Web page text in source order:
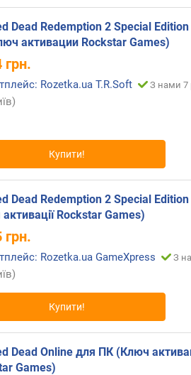
Dead Redemption 2 Special
активации Rockstar Games)
грн.
Rozetka.ua T.R.Soft З нами 7
Купити!
Dead Redemption 2 Special
Rockstar Games)
грн.
Rozetka.ua GameXpress З
Купити!
Dead Online для ПК (Ключ
Games)